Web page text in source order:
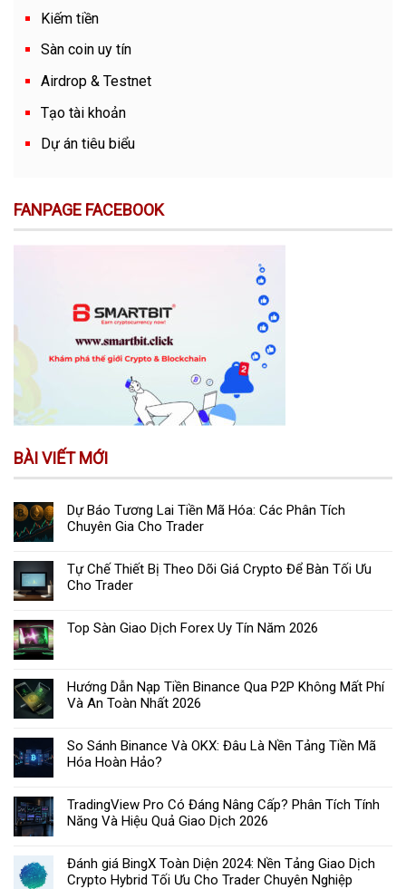
Kiếm tiền
Sàn coin uy tín
Airdrop & Testnet
Tạo tài khoản
Dự án tiêu biểu
FANPAGE FACEBOOK
BÀI VIẾT MỚI
Dự Báo Tương Lai Tiền Mã Hóa: Các Phân Tích
Chuyên Gia Cho Trader
Tự Chế Thiết Bị Theo Dõi Giá Crypto Để Bàn Tối Ưu
Cho Trader
Top Sàn Giao Dịch Forex Uy Tín Năm 2026
Hướng Dẫn Nạp Tiền Binance Qua P2P Không Mất Phí
Và An Toàn Nhất 2026
So Sánh Binance Và OKX: Đâu Là Nền Tảng Tiền Mã
Hóa Hoàn Hảo?
TradingView Pro Có Đáng Nâng Cấp? Phân Tích Tính
Năng Và Hiệu Quả Giao Dịch 2026
Đánh giá BingX Toàn Diện 2024: Nền Tảng Giao Dịch
Crypto Hybrid Tối Ưu Cho Trader Chuyên Nghiệp